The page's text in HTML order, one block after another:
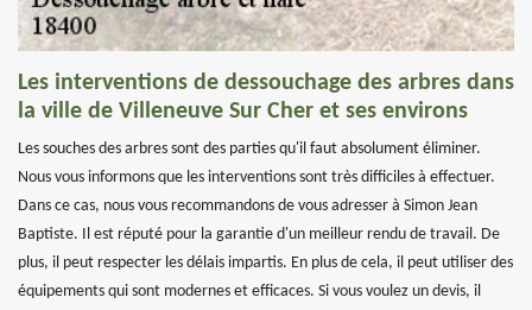
Les interventions de dessouchage des arbres dans
la ville de Villeneuve Sur Cher et ses environs
Les souches des arbres sont des parties qu'il faut absolument éliminer.
Nous vous informons que les interventions sont très difficiles à effectuer.
Dans ce cas, nous vous recommandons de vous adresser à Simon Jean
Baptiste. Il est réputé pour la garantie d'un meilleur rendu de travail. De
plus, il peut respecter les délais impartis. En plus de cela, il peut utiliser des
équipements qui sont modernes et efficaces. Si vous voulez un devis, il